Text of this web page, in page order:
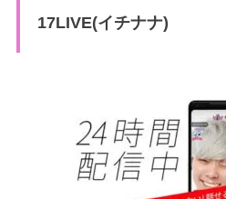
17LIVE(イチナナ)